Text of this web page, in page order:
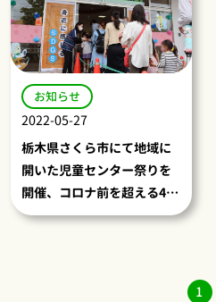
お知らせ
2022-05-27
栃木県さくら市にて地域に
開いた児童センター祭りを
開催、コロナ前を超える459
人が参加
1